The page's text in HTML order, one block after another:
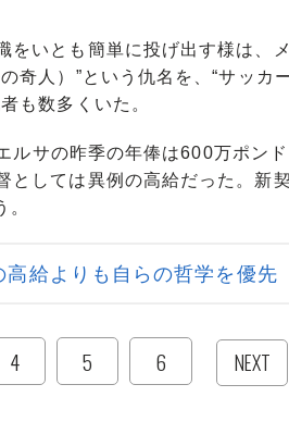
いとも簡単に投げ出す様は、
奇人）”という仇名を、“サッカ
も数多くいた。
サの昨季の年俸は600万ポン
としては異例の高給だった。新
給よりも自らの哲学を優先
4 5 6 NEXT